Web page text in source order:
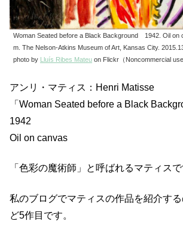
Woman Seated before a Black Background 1942. Oil on
m. The Nelson-Atkins Museum of Art, Kansas City.
photo by
Lluís Ribes Mateu on Flickr（Noncommercial use
アンリ・マティス：Henri Matisse
「Woman Seated before a Black
1942
Oil on canvas
「色彩の魔術師」と呼ばれるマティスで
私のブログでマティスの作品を紹介す
ど5作目です。